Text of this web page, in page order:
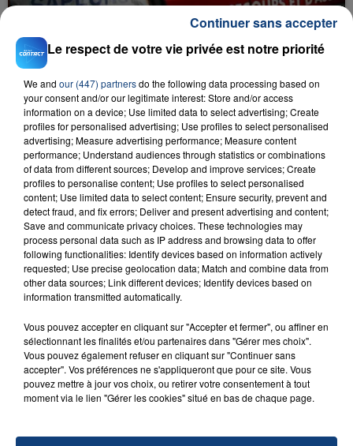
INCENDIE MORTEL À LENS : UNE FEMME ET
SON BÉBÉ ENTRE LA VIE ET LA...
Un homme s'est immolé par le feu après avoir
aspergé sa compagne et leur bébé de trois mois
d'un liquide inflammable.
20 juillet 2026
UNE ADOLESCENTE DEVANT SE FAIRE
OPÉRER DE LA CHEVILLE RESSORT DE LA...
La famille a porté plainte contre la clinique qui a
reconnu sa responsabilité et présenté ses
excuses.
TITRES DIFFUSÉS
4h40
4h40 4h37
4h37
Le respect de votre vie privée est notre priorité
We and our (447) partnersdo the following data processing based on
your consent and/or our legitimate interest: Store and/or access
information on a device; Use limited data to select advertising; Create
profiles for personalised advertising; Use profiles to select personalised
advertising; Measure advertising performance; Measure content
performance; Understand audiences through statistics or combinations
of data from different sources; Develop and improve services; Create
profiles to personalise content; Use profiles to select personalised
content; Use limited data to select content; Ensure security, prevent and
detect fraud, and fix errors; Deliver and present advertising and content;
Save and communicate privacy choices. These technologies may
process personal data such as IP address and browsing data to offer
following functionalities: Identify devices based on information actively
requested; Use precise geolocation data; Match and combine data from
other data sources; Link different devices; Identify devices based on
information transmitted automatically.
Vous pouvez accepter en cliquant sur "Accepter et fermer", ou affiner en
sélectionnant les finalités et/ou partenaires dans "Gérer mes choix".
Vous pouvez également refuser en cliquant sur "Continuer sans
accepter". Vos préférences ne s'appliqueront que pour ce site. Vous
pouvez mettre à jour vos choix, ou retirer votre consentement à tout
moment via le lien "Gérer les cookies" situé en bas de chaque page.
Continuer sans accepter